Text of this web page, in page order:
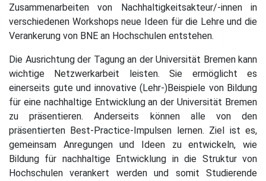
Zusammenarbeiten von Nachhaltigkeitsakteur/-innen in
verschiedenen Workshops neue Ideen für die Lehre und die
Verankerung von BNE an Hochschulen entstehen.
Die Ausrichtung der Tagung an der Universität Bremen kann
wichtige Netzwerkarbeit leisten. Sie ermöglicht es
einerseits gute und innovative (Lehr-)Beispiele von Bildung
für eine nachhaltige Entwicklung an der Universität Bremen
zu präsentieren. Anderseits können alle von den
präsentierten Best-Practice-Impulsen lernen. Ziel ist es,
gemeinsam Anregungen und Ideen zu entwickeln, wie
Bildung für nachhaltige Entwicklung in die Struktur von
Hochschulen verankert werden und somit Studierende